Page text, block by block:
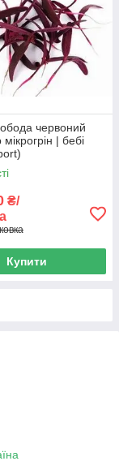
червоний
| бебі
₴/
Купити